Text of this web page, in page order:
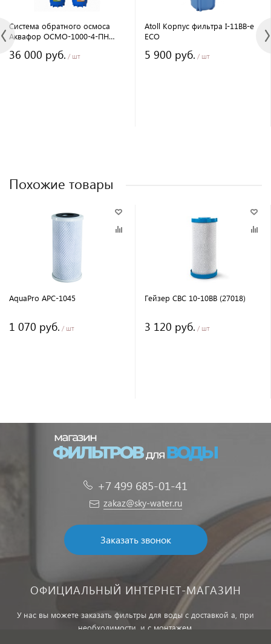
Система обратного осмоса
Аквафор ОСМО-1000-4-ПН
36 000 руб. / шт
Atoll Корпус фильтра I-11BB-e
ECO
5 900 руб. / шт
Похожие товары
AquaPro APC-1045
1 070 руб. / шт
Гейзер CBC 10-10BB (27018)
3 120 руб. / шт
+7 499 685-01-41
zakaz@sky-water.ru
Заказать звонок
ОФИЦИАЛЬНЫЙ ИНТЕРНЕТ-МАГАЗИН
У нас вы можете заказать фильтры для воды с доставкой а, при
необходимости, и с монтажем.